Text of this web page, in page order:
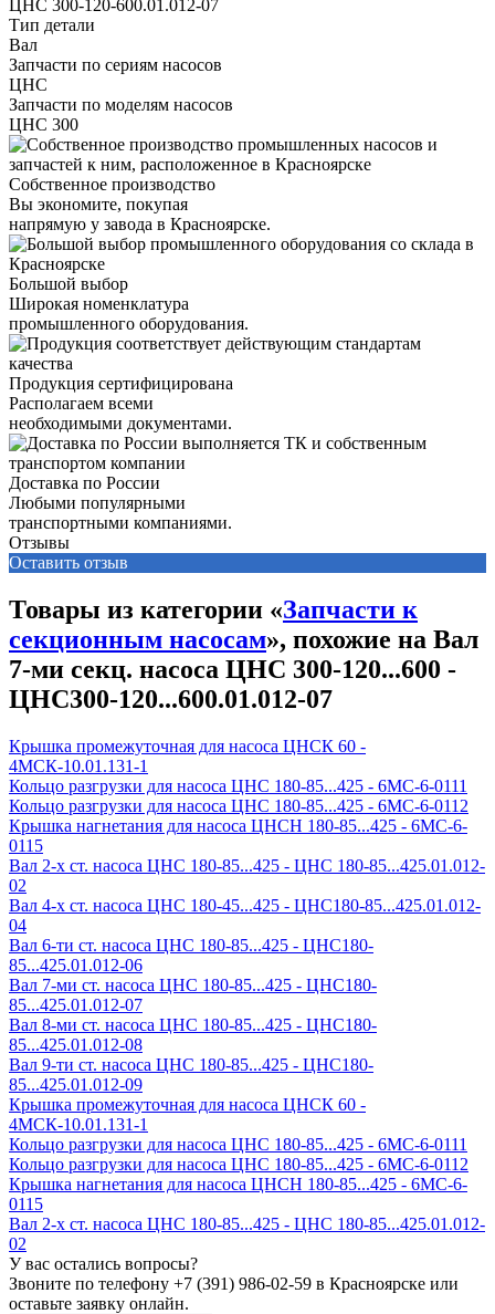
ЦНС 300-120-600.01.012-07
Тип детали
Вал
Запчасти по сериям насосов
ЦНС
Запчасти по моделям насосов
ЦНС 300
Собственное производство
Вы экономите, покупая
напрямую у завода в Красноярске.
Большой выбор
Широкая номенклатура
промышленного оборудования.
Продукция сертифицирована
Располагаем всеми
необходимыми документами.
Доставка по России
Любыми популярными
транспортными компаниями.
Отзывы
Оставить отзыв
Товары из категории «Запчасти к
секционным насосам», похожие на Вал
7-ми секц. насоса ЦНС 300-120...600 -
ЦНС300-120...600.01.012-07
Крышка промежуточная для насоса ЦНСК 60 -
4МСК-10.01.131-1
Кольцо разгрузки для насоса ЦНС 180-85...425 - 6МС-6-0111
Кольцо разгрузки для насоса ЦНС 180-85...425 - 6МС-6-0112
Крышка нагнетания для насоса ЦНСН 180-85...425 - 6МС-6-
0115
Вал 2-х ст. насоса ЦНС 180-85...425 - ЦНС 180-85...425.01.012-
02
Вал 4-х ст. насоса ЦНС 180-45...425 - ЦНС180-85...425.01.012-
04
Вал 6-ти ст. насоса ЦНС 180-85...425 - ЦНС180-
85...425.01.012-06
Вал 7-ми ст. насоса ЦНС 180-85...425 - ЦНС180-
85...425.01.012-07
Вал 8-ми ст. насоса ЦНС 180-85...425 - ЦНС180-
85...425.01.012-08
Вал 9-ти ст. насоса ЦНС 180-85...425 - ЦНС180-
85...425.01.012-09
Крышка промежуточная для насоса ЦНСК 60 -
4МСК-10.01.131-1
Кольцо разгрузки для насоса ЦНС 180-85...425 - 6МС-6-0111
Кольцо разгрузки для насоса ЦНС 180-85...425 - 6МС-6-0112
Крышка нагнетания для насоса ЦНСН 180-85...425 - 6МС-6-
0115
Вал 2-х ст. насоса ЦНС 180-85...425 - ЦНС 180-85...425.01.012-
02
У вас остались вопросы?
Звоните по телефону +7 (391) 986-02-59 в Красноярске или
оставьте заявку онлайн.